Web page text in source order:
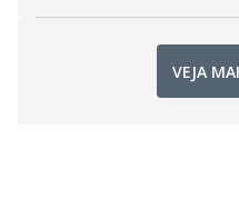
VEJA